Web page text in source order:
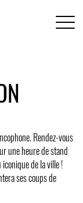
Rendez-vous
une heure de stand
de la ville !
ses coups de